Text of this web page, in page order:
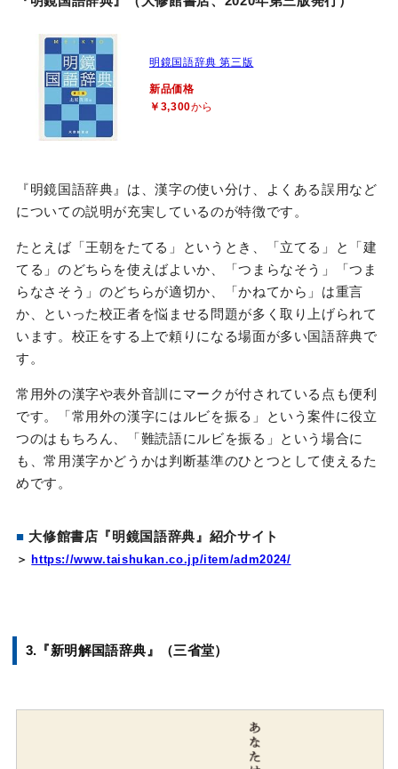
明鏡国語辞典 第三版
新品価格
￥3,300から
『明鏡国語辞典』は、漢字の使い分け、よくある誤用など
についての説明が充実しているのが特徴です。
たとえば「王朝をたてる」というとき、「立てる」と「建
てる」のどちらを使えばよいか、「つまらなそう」「つま
らなさそう」のどちらが適切か、「かねてから」は重言
か、といった校正者を悩ませる問題が多く取り上げられて
います。校正をする上で頼りになる場面が多い国語辞典で
す。
常用外の漢字や表外音訓にマークが付されている点も便利
です。「常用外の漢字にはルビを振る」という案件に役立
つのはもちろん、「難読語にルビを振る」という場合に
も、常用漢字かどうかは判断基準のひとつとして使えるた
めです。
■ 大修館書店『明鏡国語辞典』紹介サイト
＞ https://www.taishukan.co.jp/item/adm2024/
3.『新明解国語辞典』（三省堂）